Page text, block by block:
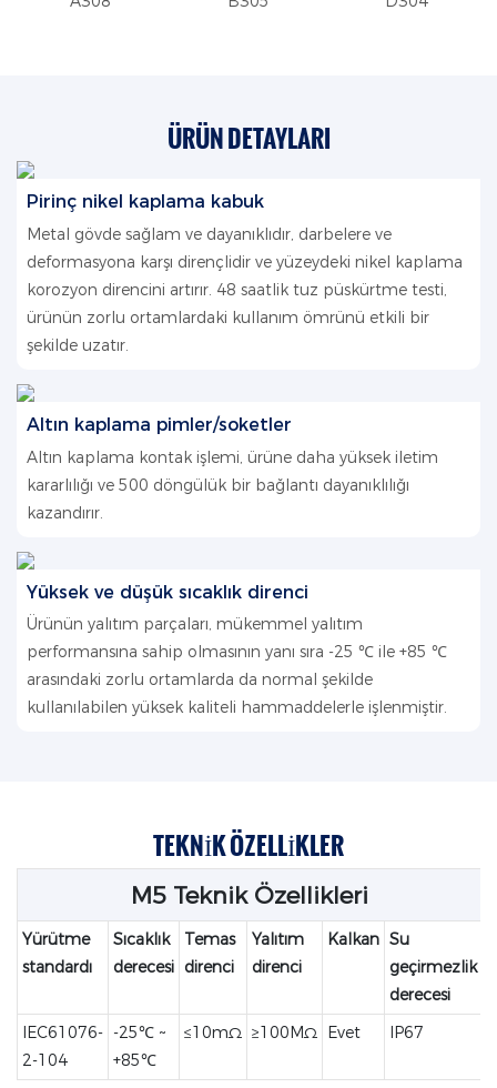
ÜRÜN DETAYLARI
Pirinç nikel kaplama kabuk
Metal gövde sağlam ve dayanıklıdır, darbelere ve
deformasyona karşı dirençlidir ve yüzeydeki nikel kaplama
korozyon direncini artırır. 48 saatlik tuz püskürtme testi,
ürünün zorlu ortamlardaki kullanım ömrünü etkili bir
şekilde uzatır.
Altın kaplama pimler/soketler
Altın kaplama kontak işlemi, ürüne daha yüksek iletim
kararlılığı ve 500 döngülük bir bağlantı dayanıklılığı
kazandırır.
Yüksek ve düşük sıcaklık direnci
Ürünün yalıtım parçaları, mükemmel yalıtım
performansına sahip olmasının yanı sıra -25 ℃ ile +85 ℃
arasındaki zorlu ortamlarda da normal şekilde
kullanılabilen yüksek kaliteli hammaddelerle işlenmiştir.
TEKNIK ÖZELLIKLER
M5 Teknik Özellikleri
Yürütme
standardı
Sıcaklık
derecesi
Temas
direnci
Yalıtım
direnci
Kalkan Su
geçirmezlik
derecesi
IEC61076-
2-104
-25℃ ~
+85℃
≤10mΩ ≥100MΩ Evet IP67